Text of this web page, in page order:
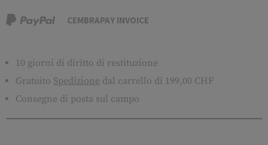
CEMBRAPAY INVOICE
10 giorni di diritto di restituzione
Gratuito Spedizione dal carrello di 199,00 CHF
Consegne di posta sul campo